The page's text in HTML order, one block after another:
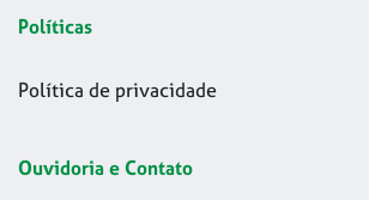
Políticas
Política de privacidade
Ouvidoria e Contato